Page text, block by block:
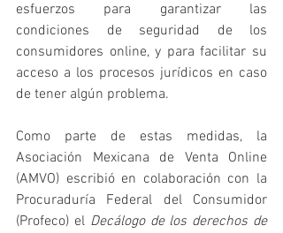
esfuerzos para garantizar las
condiciones de seguridad de los
consumidores online, y para facilitar su
acceso a los procesos jurídicos en caso
de tener algún problema.
Como parte de estas medidas, la
Asociación Mexicana de Venta Online
(AMVO) escribió en colaboración con la
Procuraduría Federal del Consumidor
(Profeco) el Decálogo de los derechos de